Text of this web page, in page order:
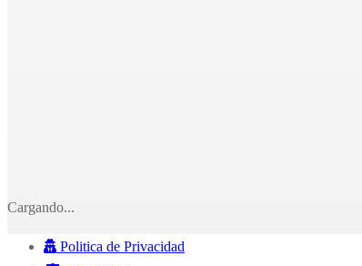
Cargando...
Politica de Privacidad